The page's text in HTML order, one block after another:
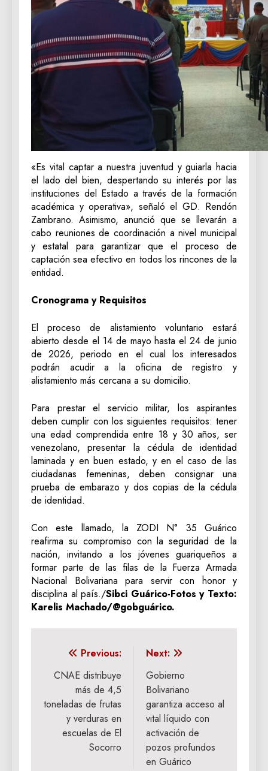
«Es vital captar a nuestra juventud y guiarla hacia
el lado del bien, despertando su interés por las
instituciones del Estado a través de la formación
académica y operativa», señaló el GD. Rendón
Zambrano. Asimismo, anunció que se llevarán a
cabo reuniones de coordinación a nivel municipal
y estatal para garantizar que el proceso de
captación sea efectivo en todos los rincones de la
entidad.
Cronograma y Requisitos
El proceso de alistamiento voluntario estará
abierto desde el 14 de mayo hasta el 24 de junio
de 2026, periodo en el cual los interesados
podrán acudir a la oficina de registro y
alistamiento más cercana a su domicilio.
Para prestar el servicio militar, los aspirantes
deben cumplir con los siguientes requisitos: tener
una edad comprendida entre 18 y 30 años, ser
venezolano, presentar la cédula de identidad
laminada y en buen estado, y en el caso de las
ciudadanas femeninas, deben consignar una
prueba de embarazo y dos copias de la cédula
de identidad.
Con este llamado, la ZODI N° 35 Guárico
reafirma su compromiso con la seguridad de la
nación, invitando a los jóvenes guariqueños a
formar parte de las filas de la Fuerza Armada
Nacional Bolivariana para servir con honor y
disciplina al país./Sibci Guárico-Fotos y Texto:
Karelis Machado/@gobguárico.
Navegación
de
entradas
Previous:
CNAE distribuye
más de 4,5
toneladas de frutas
y verduras en
escuelas de El
Socorro
Next:
Gobierno
Bolivariano
garantiza acceso al
vital líquido con
activación de
pozos profundos
en Guárico